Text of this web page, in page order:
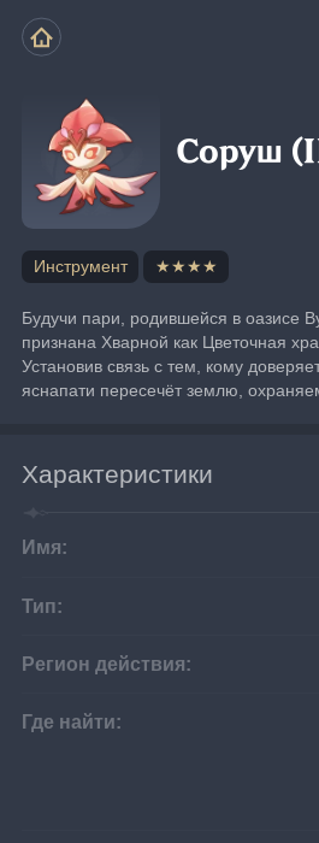
Соруш
Инструмент ★★★★
Будучи пари, родившейся в оазисе
признана Хварной как Цветочная
Установив связь с тем, кому
яснапати пересечёт землю,
Характеристики
Имя:
Тип:
Регион действия:
Где найти: